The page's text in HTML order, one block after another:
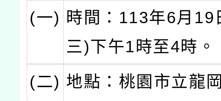
(一) 時間：113年6月19
三)下午1時至4時。
(二) 地點：桃園市立龍